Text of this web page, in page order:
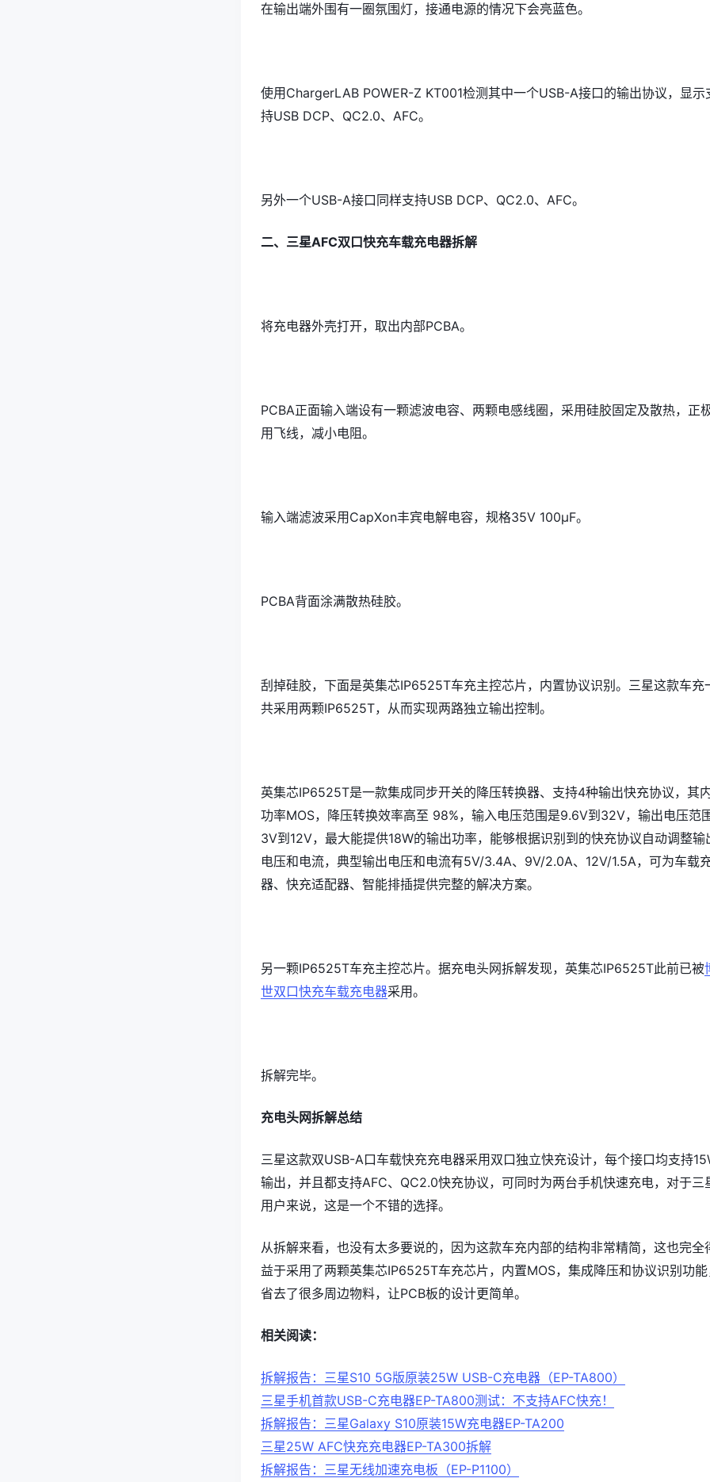
在输出端外围有一圈氛围灯，接通电源的情况下会亮蓝色。
使用ChargerLAB POWER-Z KT001检测其中一个USB-A接口的输出协议，显示
持USB DCP、QC2.0、AFC。
另外一个USB-A接口同样支持USB DCP、QC2.0、AFC。
二、三星AFC双口快充车载充电器拆解
将充电器外壳打开，取出内部PCBA。
PCBA正面输入端设有一颗滤波电容、两颗电感线圈，采用硅胶固定及散热，正
用飞线，减小电阻。
输入端滤波采用CapXon丰宾电解电容，规格35V 100μF。
PCBA背面涂满散热硅胶。
刮掉硅胶，下面是英集芯IP6525T车充主控芯片，内置协议识别。三星这款车充
共采用两颗IP6525T，从而实现两路独立输出控制。
英集芯IP6525T是一款集成同步开关的降压转换器、支持4种输出快充协议，其
功率MOS，降压转换效率高至 98%，输入电压范围是9.6V到32V，输出电压范
3V到12V，最大能提供18W的输出功率，能够根据识别到的快充协议自动调整输
电压和电流，典型输出电压和电流有5V/3.4A、9V/2.0A、12V/1.5A，可为车载
器、快充适配器、智能排插提供完整的解决方案。
另一颗IP6525T车充主控芯片。据充电头网拆解发现，英集芯IP6525T此前已被
世双口快充车载充电器采用。
拆解完毕。
充电头网拆解总结
三星这款双USB-A口车载快充充电器采用双口独立快充设计，每个接口均支持
输出，并且都支持AFC、QC2.0快充协议，可同时为两台手机快速充电，对于三
用户来说，这是一个不错的选择。
从拆解来看，也没有太多要说的，因为这款车充内部的结构非常精简，这也完全
益于采用了两颗英集芯IP6525T车充芯片，内置MOS，集成降压和协议识别功
省去了很多周边物料，让PCB板的设计更简单。
相关阅读：
拆解报告：三星S10 5G版原装25W USB-C充电器（EP-TA800）
三星手机首款USB-C充电器EP-TA800测试：不支持AFC快充！
拆解报告：三星Galaxy S10原装15W充电器EP-TA200
三星25W AFC快充充电器EP-TA300拆解
拆解报告：三星无线加速充电板（EP-P1100）